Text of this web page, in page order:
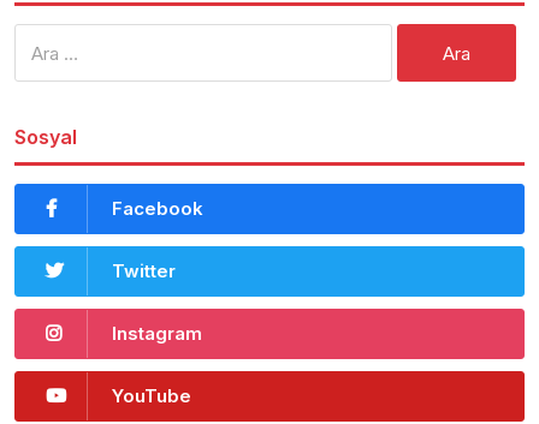
Sosyal
Facebook
Twitter
Instagram
YouTube